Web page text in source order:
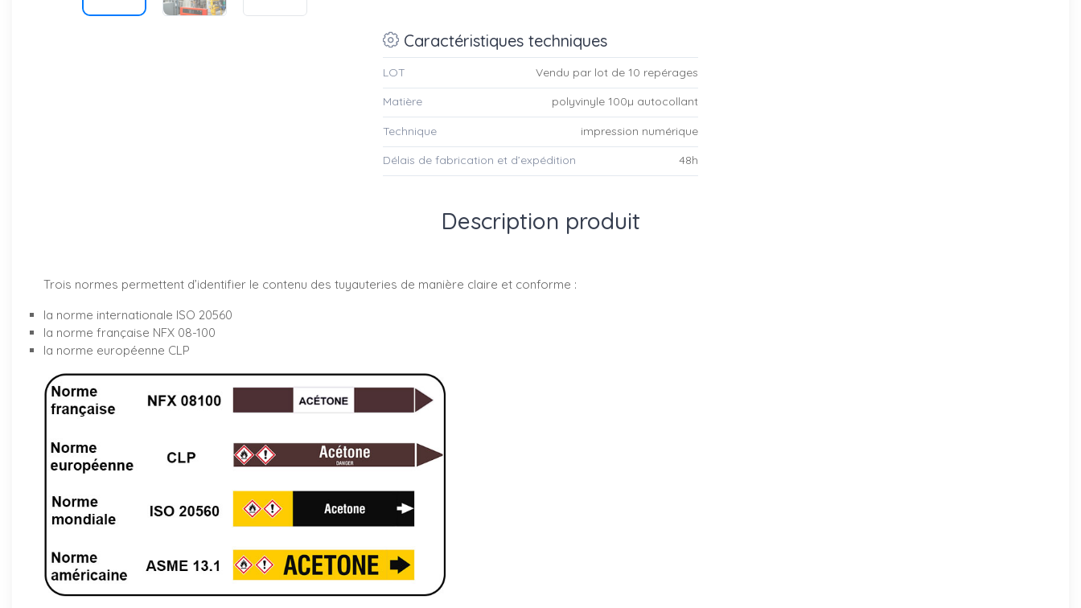
Caractéristiques techniques
LOT Vendu par lot de 10 repérages
Matière polyvinyle 100µ autocollant
Technique impression numérique
Délais de fabrication et d’expédition 48h
Description produit
Trois normes permettent d’identifier le contenu des tuyauteries de manière claire et conforme :
la norme internationale ISO 20560
la norme française NFX 08-100
la norme européenne CLP